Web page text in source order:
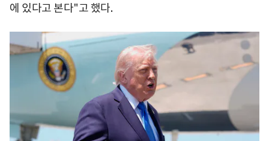
에 있다고 본다"고 했다.